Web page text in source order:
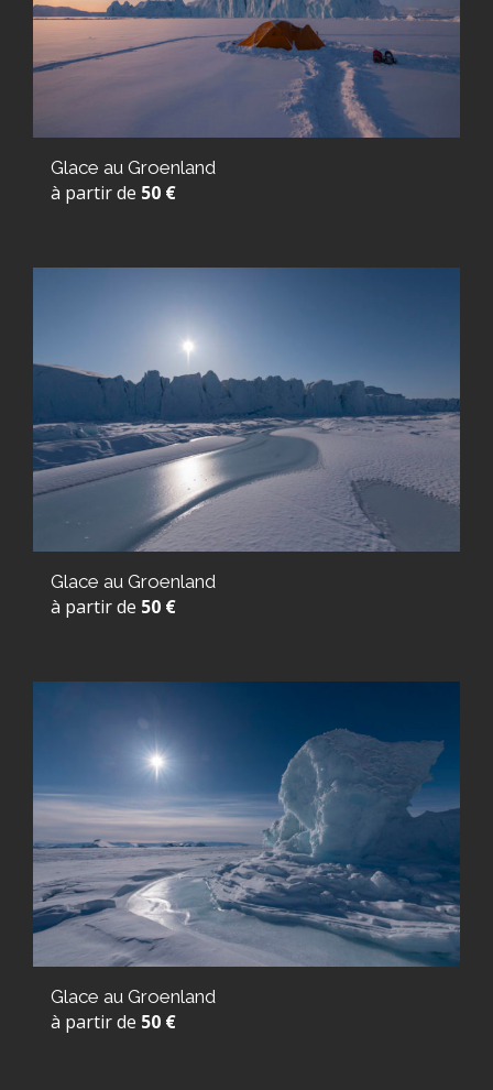
Glace au Groenland
à partir de 50 €
Glace au Groenland
à partir de 50 €
Glace au Groenland
à partir de 50 €